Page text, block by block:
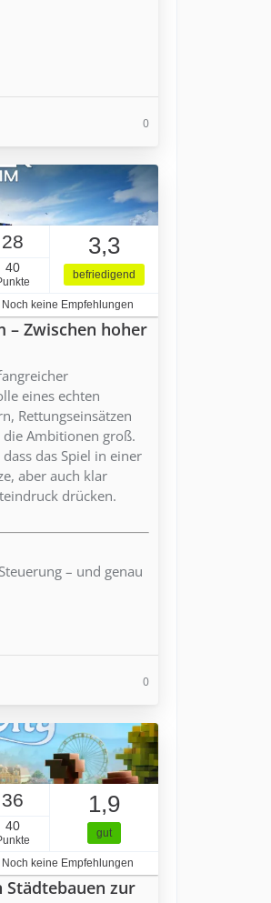
0
28
40
3,3
befriedigend
Noch keine Empfehlungen
– Zwischen hoher
eines echten
Rettungseinsätzen
die Ambitionen groß.
das Spiel in einer
aber auch klar
drücken.
– und genau
0
36
40
1,9
gut
Noch keine Empfehlungen
Städtebauen zur